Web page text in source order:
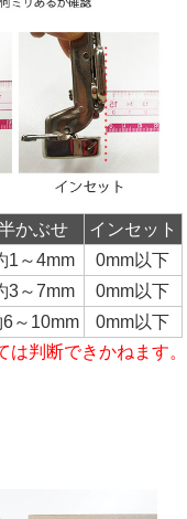
かぶせ インセット
1～4mm
0mm以下
3～7mm
0mm以下
6～10mm
0mm以下
判断できかねます。